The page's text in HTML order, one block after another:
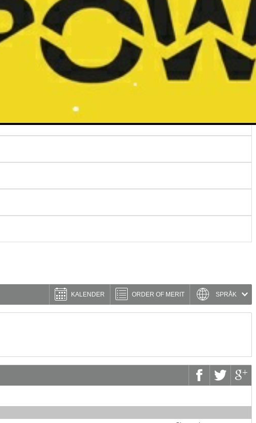
KALENDER ORDER OF MERIT SPRÅK